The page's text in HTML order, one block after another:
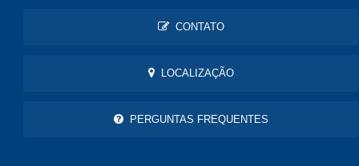
CONTATO
LOCALIZAÇÃO
PERGUNTAS FREQUENTES